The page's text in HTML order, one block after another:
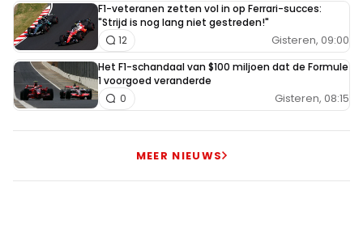
F1-veteranen zetten vol in op Ferrari-succes:
"Strijd is nog lang niet gestreden!"
Gisteren, 09:00
12
Het F1-schandaal van $100 miljoen dat de Formule
1 voorgoed veranderde
Gisteren, 08:15
0
MEER NIEUWS